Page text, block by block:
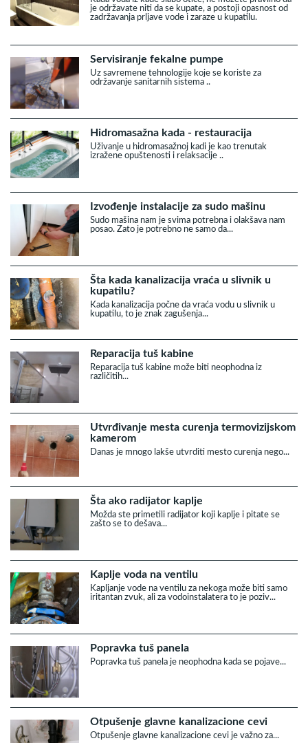
je održavate niti da se kupate, a postoji opasnost od
zadržavanja prljave vode i zaraze u kupatilu.
Servisiranje fekalne pumpe
Uz savremene tehnologije koje se koriste za
održavanje sanitarnih sistema ..
Hidromasažna kada - restauracija
Uživanje u hidromasažnoj kadi je kao trenutak
izražene opuštenosti i relaksacije ..
Izvođenje instalacije za sudo mašinu
Sudo mašina nam je svima potrebna i olakšava nam
posao. Zato je potrebno ne samo da...
Šta kada kanalizacija vraća u slivnik u
kupatilu?
Kada kanalizacija počne da vraća vodu u slivnik u
kupatilu, to je znak zagušenja...
Reparacija tuš kabine
Reparacija tuš kabine može biti neophodna iz
različitih...
Utvrđivanje mesta curenja termovizijskom
kamerom
Danas je mnogo lakše utvrditi mesto curenja nego...
Šta ako radijator kaplje
Možda ste primetili radijator koji kaplje i pitate se
zašto se to dešava...
Kaplje voda na ventilu
Kapljanje vode na ventilu za nekoga može biti samo
iritantan zvuk, ali za vodoinstalatera to je poziv...
Popravka tuš panela
Popravka tuš panela je neophodna kada se pojave...
Otpušenje glavne kanalizacione cevi
Otpušenje glavne kanalizacione cevi je važno za...